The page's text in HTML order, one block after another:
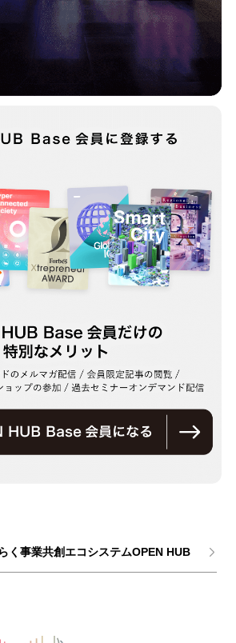
く事業共創エコシステムOPEN HUB